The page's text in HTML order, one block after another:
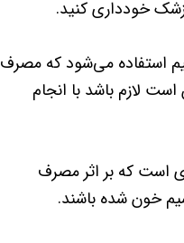
استفاده می‌شود که مصرف
لازم باشد با انجام
است که بر اثر مصرف
خون شده باشند.